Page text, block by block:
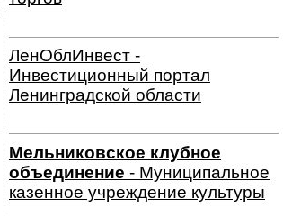
ЛенОблИнвест -
Инвестиционный портал
Ленинградской области
Мельниковское клубное
объединение - Муниципальное
казенное учреждение культуры